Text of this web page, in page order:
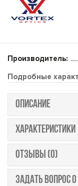
Производитель:
Подробные
ОПИСАНИЕ
ХАРАКТЕРИСТИКИ
ОТЗЫВЫ (0)
ЗАДАТЬ ВОПРОС